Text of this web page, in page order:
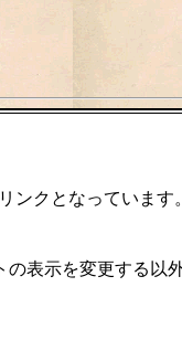
ンクとなっています
表示を変更する以